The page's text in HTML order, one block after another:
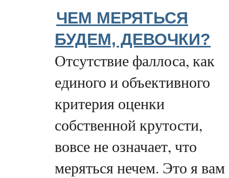
ЧЕМ МЕРЯТЬСЯ
БУДЕМ, ДЕВОЧКИ?
Отсутствие фаллоса, как
единого и объективного
критерия оценки
собственной крутости,
вовсе не означает, что
меряться нечем. Это я вам